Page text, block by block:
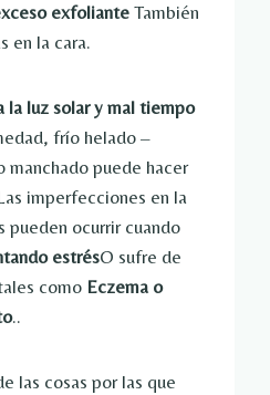
exfoliante También
en la cara.
la luz solar y mal tiempo
frío helado –
manchado puede hacer
imperfecciones en la
pueden ocurrir cuando
estrésO sufre de
como Eczema o
..
las cosas por las que